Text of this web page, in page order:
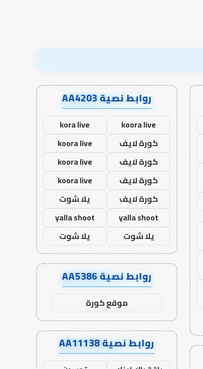
روابط نصية AA4203
koora live
kora live
كورة لايف
koora live
كورة لايف
koora live
كورة لايف
koora live
كورة لايف
يلا شوت
yalla shoot
yalla shoot
يلا شوت
يلا شوت
روابط نصية AA5386
موقع كورة
روابط نصية AA11138